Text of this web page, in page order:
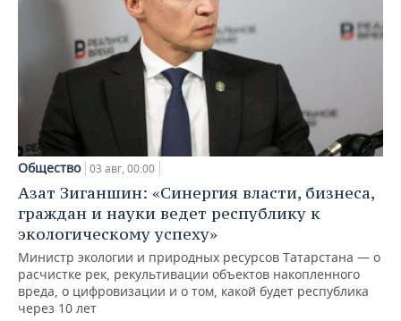
Общество 03 авг, 00:00
Азат Зиганшин: «Синергия власти, бизнеса,
граждан и науки ведет республику к
экологическому успеху»
Министр экологии и природных ресурсов Татарстана — о
расчистке рек, рекультивации объектов накопленного
вреда, о цифровизации и о том, какой будет республика
через 10 лет